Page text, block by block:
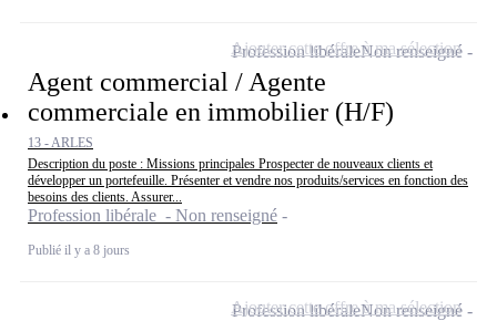
Agent commercial / Agente
commerciale en immobilier (H/F)
13 - ARLES
Description du poste : Missions principales Prospecter de nouveaux clients et
développer un portefeuille. Présenter et vendre nos produits/services en fonction des
besoins des clients. Assurer...
Profession libérale - Non renseigné
Publié il y a 8 jours
Profession libéraleNon renseigné
Ajouter cette offre à ma sélection
Profession libéraleNon renseigné
Ajouter cette offre à ma sélection